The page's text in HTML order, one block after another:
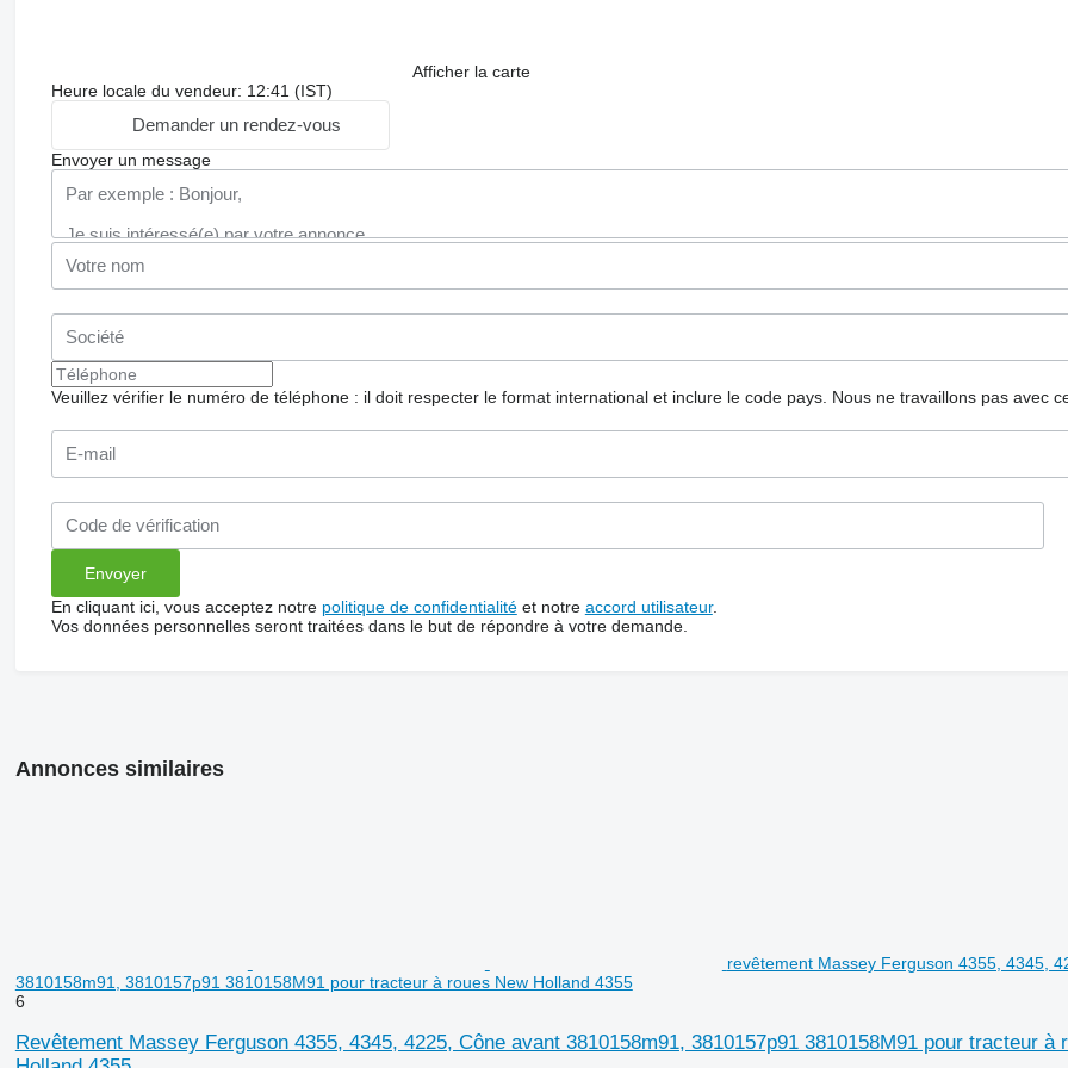
Afficher la carte
Heure locale du vendeur: 12:41 (IST)
Demander un rendez-vous
Envoyer un message
Veuillez vérifier le numéro de téléphone : il doit respecter le format international et inclure le code pays. Nous ne travaillons pas avec
En cliquant ici, vous acceptez notre politique de confidentialitéet notre accord utilisateur.
Vos données personnelles seront traitées dans le but de répondre à votre demande.
Annonces similaires
revêtement Massey Ferguson 4355, 4345,
3810158m91, 3810157p91 3810158M91 pour tracteur à roues New Holland 4355
6
Revêtement Massey Ferguson 4355, 4345, 4225, Cône avant 3810158m91, 3810157p91 3810158M91 pour tracteur à